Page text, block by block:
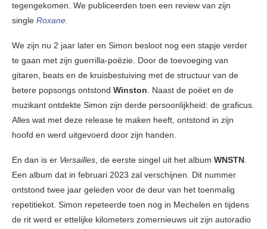
tegengekomen. We publiceerden toen een review van zijn
single Roxane.
We zijn nu 2 jaar later en Simon besloot nog een stapje verder
te gaan met zijn guerrilla-poëzie. Door de toevoeging van
gitaren, beats en de kruisbestuiving met de structuur van de
betere popsongs ontstond Winston. Naast de poëet en de
muzikant ontdekte Simon zijn derde persoonlijkheid: de graficus.
Alles wat met deze release te maken heeft, ontstond in zijn
hoofd en werd uitgevoerd door zijn handen.
En dan is er Versailles, de eerste singel uit het album WNSTN.
Een album dat in februari 2023 zal verschijnen. Dit nummer
ontstond twee jaar geleden voor de deur van het toenmalig
repetitiekot. Simon repeteerde toen nog in Mechelen en tijdens
de rit werd er ettelijke kilometers zomernieuws uit zijn autoradio